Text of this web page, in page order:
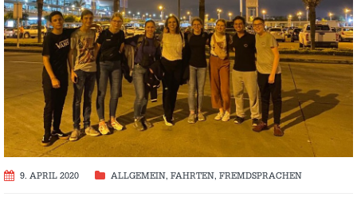
9. APRIL 2020 ALLGEMEIN, FAHRTEN, FREMDSPRACHEN